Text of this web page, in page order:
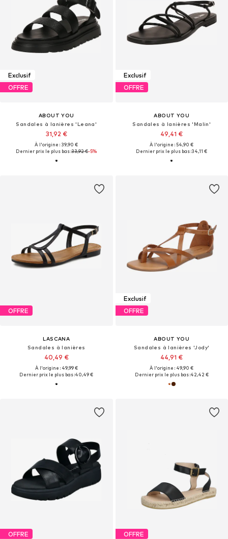
Exclusif
OFFRE
ABOUT YOU
Sandales à lanières 'Leana'
31,92 €
À l'origine : 39,90 €
Dernier prix le plus bas :33,92 €-5%
Exclusif
OFFRE
ABOUT YOU
Sandales à lanières 'Malin'
49,41 €
À l'origine : 54,90 €
Dernier prix le plus bas :34,11 €
OFFRE
LASCANA
Sandales à lanières
40,49 €
À l'origine : 49,99 €
Dernier prix le plus bas :40,49 €
Exclusif
OFFRE
ABOUT YOU
Sandales à lanières 'Jody'
44,91 €
À l'origine : 49,90 €
Dernier prix le plus bas :42,42 €
OFFRE OFFRE